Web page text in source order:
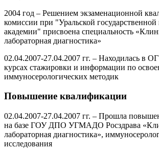
2004 год – Решением экзаменационной
комиссии при "Уральской
академии" присвоена специальность
лабораторная диагностика»
02.04.2007-27.04.2007 гг. – Находилась
курсах стажировки и информации по
иммуносерологических методик
Повышение квалификации
02.04.2007-27.04.2007 гг. – Прошла
на базе ГОУ ДПО УГМАДО Росздрава
лабораторная диагностика»,
исследования